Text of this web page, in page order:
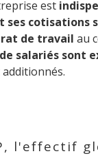
est
cotisations
de travail au
salariés sont
l'effectif